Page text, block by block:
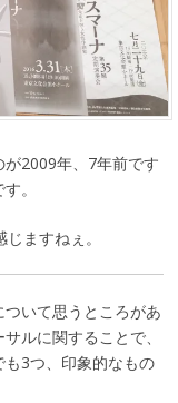
2009年、7年前です
。
ますねぇ。
いて思うところがあ
ルに関することで、
3つ、印象的なもの